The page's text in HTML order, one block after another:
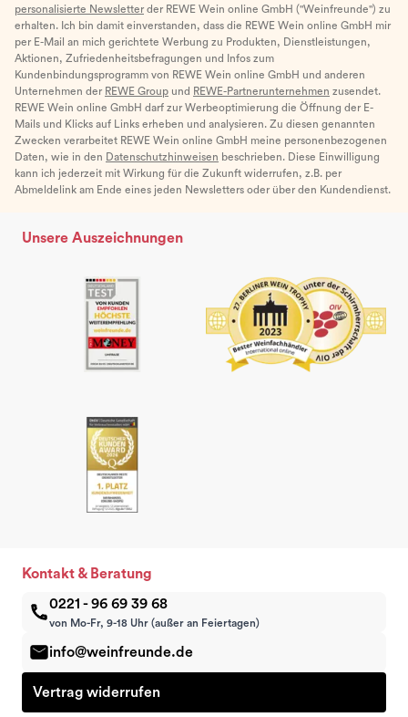
personalisierte Newsletter der REWE Wein online GmbH ("Weinfreunde") zu
erhalten. Ich bin damit einverstanden, dass die REWE Wein online GmbH mir
per E-Mail an mich gerichtete Werbung zu Produkten, Dienstleistungen,
Aktionen, Zufriedenheitsbefragungen und Infos zum
Kundenbindungsprogramm von REWE Wein online GmbH und anderen
Unternehmen der REWE Group und REWE-Partnerunternehmen zusendet.
REWE Wein online GmbH darf zur Werbeoptimierung die Öffnung der E-
Mails und Klicks auf Links erheben und analysieren. Zu diesen genannten
Zwecken verarbeitet REWE Wein online GmbH meine personenbezogenen
Daten, wie in den Datenschutzhinweisen beschrieben. Diese Einwilligung
kann ich jederzeit mit Wirkung für die Zukunft widerrufen, z.B. per
Abmeldelink am Ende eines jeden Newsletters oder über den Kundendienst.
Unsere Auszeichnungen
Kontakt & Beratung
0221 - 96 69 39 68
von Mo-Fr, 9-18 Uhr (außer an Feiertagen)
info@weinfreunde.de
Vertrag widerrufen